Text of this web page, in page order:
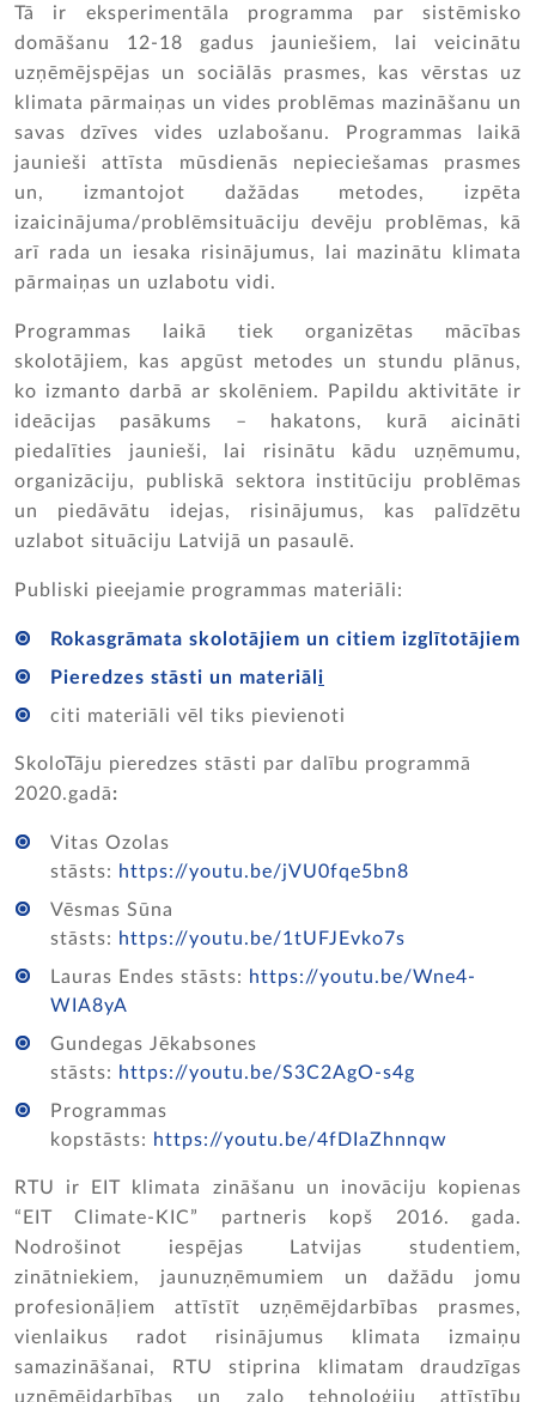
Tā ir eksperimentāla programma par sistēmisko
domāšanu 12-18 gadus jauniešiem, lai veicinātu
uzņēmējspējas un sociālās prasmes, kas vērstas uz
klimata pārmaiņas un vides problēmas mazināšanu un
savas dzīves vides uzlabošanu. Programmas laikā
jaunieši attīsta mūsdienās nepieciešamas prasmes
un, izmantojot dažādas metodes, izpēta
izaicinājuma/problēmsituāciju devēju problēmas, kā
arī rada un iesaka risinājumus, lai mazinātu klimata
pārmaiņas un uzlabotu vidi.
Programmas laikā tiek organizētas mācības
skolotājiem, kas apgūst metodes un stundu plānus,
ko izmanto darbā ar skolēniem. Papildu aktivitāte ir
ideācijas pasākums – hakatons, kurā aicināti
piedalīties jaunieši, lai risinātu kādu uzņēmumu,
organizāciju, publiskā sektora institūciju problēmas
un piedāvātu idejas, risinājumus, kas palīdzētu
uzlabot situāciju Latvijā un pasaulē.
Publiski pieejamie programmas materiāli:
Rokasgrāmata skolotājiem un citiem izglītotājiem
Pieredzes stāsti un materiāl i
citi materiāli vēl tiks pievienoti
SkoloTāju pieredzes stāsti par dalību programmā
2020.gadā:
Vitas Ozolas
stāsts: https://youtu.be/jVU0fqe5bn8
Vēsmas Sūna
stāsts: https://youtu.be/1tUFJEvko7s
Lauras Endes stāsts: https://youtu.be/Wne4-
WIA8yA
Gundegas Jēkabsones
stāsts: https://youtu.be/S3C2AgO-s4g
Programmas
kopstāsts: https://youtu.be/4fDIaZhnnqw
RTU ir EIT klimata zināšanu un inovāciju kopienas
“EIT Climate-KIC” partneris kopš 2016. gada.
Nodrošinot iespējas Latvijas studentiem,
zinātniekiem, jaunuzņēmumiem un dažādu jomu
profesionāļiem attīstīt uzņēmējdarbības prasmes,
vienlaikus radot risinājumus klimata izmaiņu
samazināšanai, RTU stiprina klimatam draudzīgas
uzņēmējdarbības un zaļo tehnoloģiju attīstību